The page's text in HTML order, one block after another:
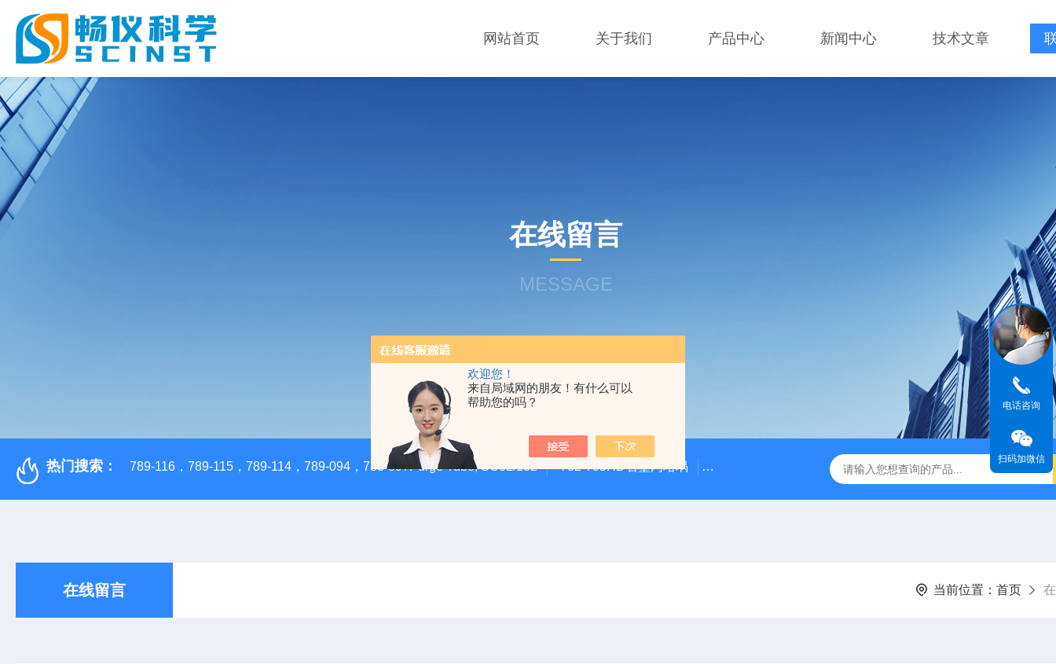
欢迎您！
来自局域网的朋友！有什么可以
帮助您的吗？
网站首页 关于我们 产品中心 新闻中心 技术文章
在线留言
MESSAGE
热门搜索： 789-116，789-115，789-114，789-094，783-897Purge Tube, SC32/132 782-795HD石墨内坩埚 A028610A028610 FILTER REPLAN AM11-1 viledon P15/
在线留言 当前位置： 首页
电话咨询
扫码加微信